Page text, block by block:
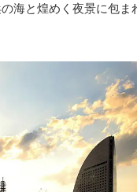
海と煌めく夜景に包ま